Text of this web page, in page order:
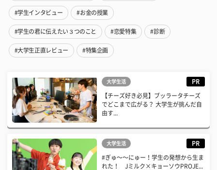
#学生インタビュー #お金の授業
#学生の君に伝えたい３つのこと #恋愛特集 #診断
#大学生正直レビュー #特集企画
大学生活 PR
【チーズ好き必見】ブッラータチーズ
でどこまで広がる？ 大学生が挑んだ自
由す...
大学生活 PR
#ぎゅ〜〜にゅー！学生の発想から生ま
れた！ Jミルク×キョーソウPROJE...